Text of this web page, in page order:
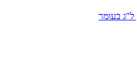
בעומר